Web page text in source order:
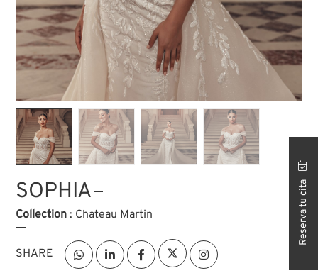
Reserva tu cita
SOPHIA
Collection : Chateau Martin
SHARE